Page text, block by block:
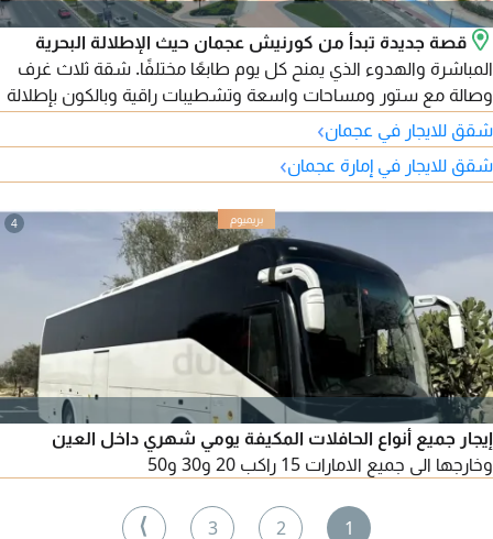
قصة جديدة تبدأ من كورنيش عجمان حيث الإطلالة البحرية
المباشرة والهدوء الذي يمنح كل يوم طابعًا مختلفًا. شقة ثلاث غرف
وصالة مع ستور ومساحات واسعة وتشطيبات راقية وبالكون بإطلالة
مفتوحة على البحر، تضم ثلاثة حمامات وخزائن حائط وتكييفًا مركزيًا مع
صيانة على المالك. في موقع حيوي قريب من جميع الخدمات وسهل
الوصول إلى دبي والشارقة. الإيجار 70,000 درهم سنويًا على 4 دفعات.
شقق للايجار في عجمان›
شقق للايجار في إمارة عجمان›
4
إيجار جميع أنواع الحافلات المكيفة يومي شهري داخل العين
وخارجها الى جميع الامارات 15 راكب 20 و30 و50
1
2
3
⟩